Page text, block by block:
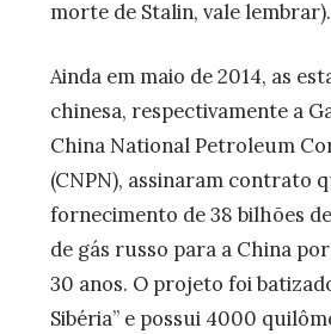
morte de Stalin, vale lembrar).
Ainda em maio de 2014, as
chinesa, respectivamente a
China National Petroleum
(CNPN), assinaram contrato
fornecimento de 38 bilhões
de gás russo para a China
30 anos. O projeto foi
Sibéria” e possui 4000